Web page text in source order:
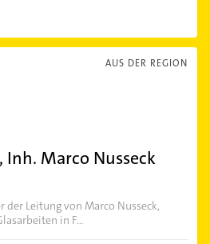
AUS DER REGION
Inh. Marco Nusseck
der Leitung von Marco Nusseck,
in F...